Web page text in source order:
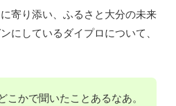
寄り添い、ふるさと大分の未来
にしているダイプロについて、
こかで聞いたことあるなあ。